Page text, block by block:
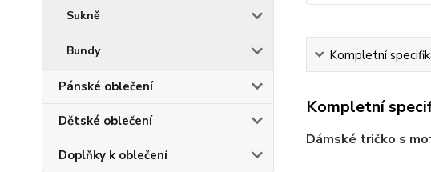
Sukně
Bundy
Pánské oblečení
Dětské oblečení
Doplňky k oblečení
Kompletní
Kompletní
Dámské tričko s